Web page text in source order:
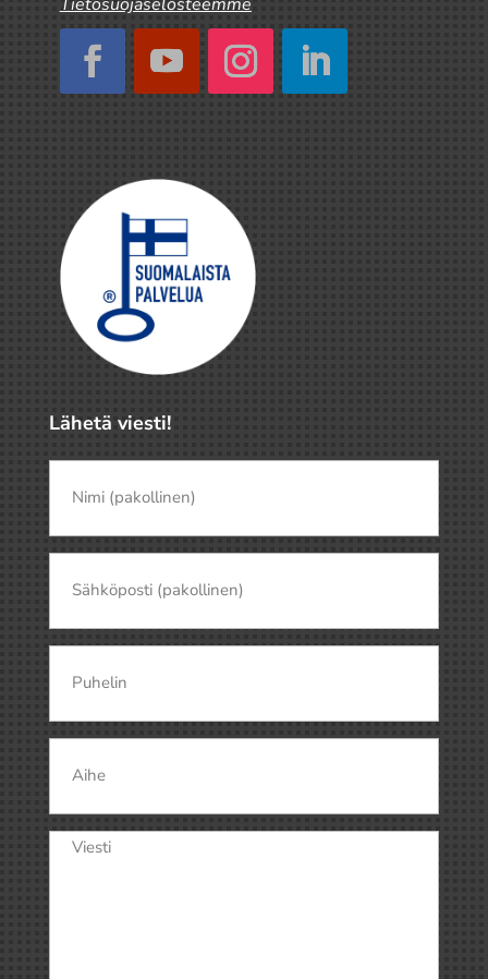
Lähetä viesti!
(pakollinen)
(Pakollinen)
Nimi
Viesti(Pakollinen)